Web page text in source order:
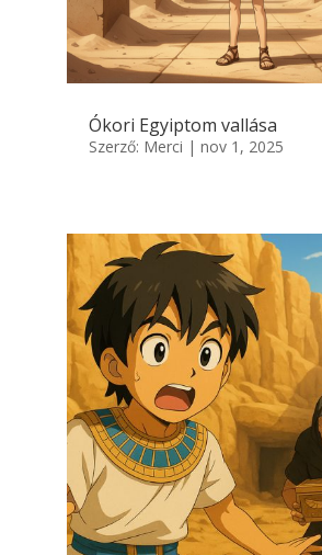
Ókori Egyiptom vallása
Szerző: Merci | nov 1, 2025